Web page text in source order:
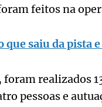
feitos na
saiu da pista
realizados
pessoas e